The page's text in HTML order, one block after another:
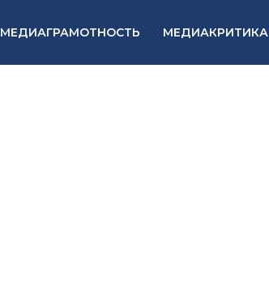
МЕДИАГРАМОТНОСТЬ МЕДИАКРИТИКА